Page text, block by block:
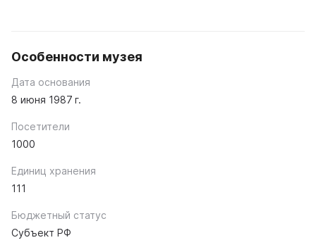
Особенности музея
Дата основания
8 июня 1987 г.
Посетители
1000
Единиц хранения
111
Бюджетный статус
Субъект РФ